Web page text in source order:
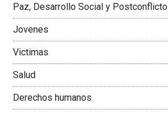
Paz, Desarrollo Social y Postconflicto
Jovenes
Victimas
Salud
Derechos humanos